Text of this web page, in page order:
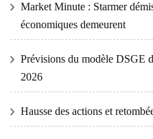
Market Minute : Starmer
économiques demeurent
Prévisions du modèle DSGE
2026
Hausse des actions et